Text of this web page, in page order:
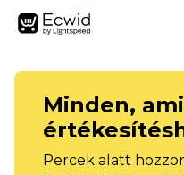
Minden,
Percek alatt